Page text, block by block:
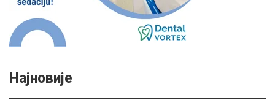
Најновије